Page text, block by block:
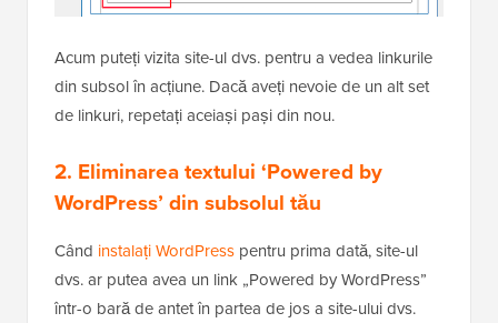
Acum puteți vizita site-ul dvs. pentru a vedea linkurile
din subsol în acțiune. Dacă aveți nevoie de un alt set
de linkuri, repetați aceiași pași din nou.
2. Eliminarea textului ‘Powered by
WordPress’ din subsolul tău
Când instalați WordPress pentru prima dată, site-ul
dvs. ar putea avea un link „Powered by WordPress”
într-o bară de antet în partea de jos a site-ului dvs.